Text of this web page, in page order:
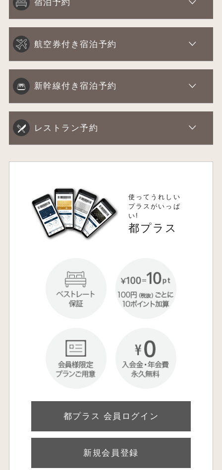
宿泊予約
航空券付き宿泊予約
新幹線付き宿泊予約
レストラン予約
使ってうれしい
プラスがいっぱ
い!
都プラス
都プラス 会員ログイン
新規会員登録